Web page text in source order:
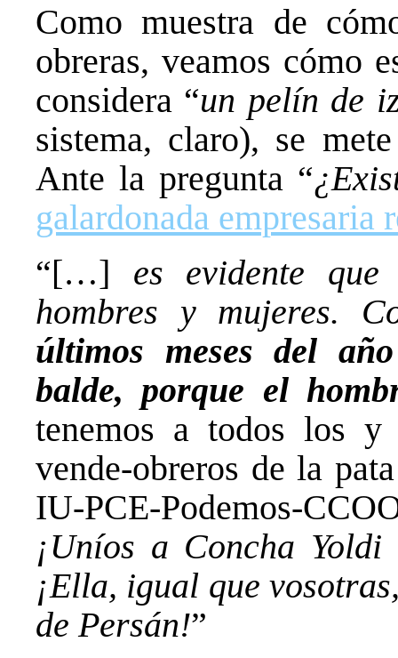
Como muestra de
obreras, veamos cómo
considera “un pelín de
sistema, claro), se
Ante la pregunta “
galardonada empresaria
“[…] es evidente
hombres y mujeres.
últimos meses del
balde, porque el
tenemos a todos los y
vende-obreros de la
IU-PCE-Podemos-
¡Uníos a Concha
¡Ella, igual que
de Persán!”